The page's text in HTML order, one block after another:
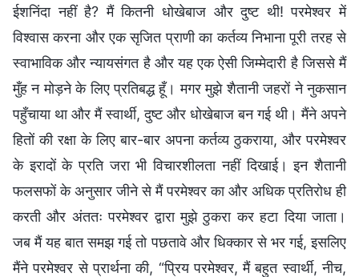
ईशनिंदा नहीं है? मैं कितनी धोखेबाज और दुष्ट थी! परमेश्वर में
विश्वास करना और एक सृजित प्राणी का कर्तव्य निभाना पूरी तरह से
स्वाभाविक और न्यायसंगत है और यह एक ऐसी जिम्मेदारी है जिससे मैं
मुँह न मोड़ने के लिए प्रतिबद्ध हूँ। मगर मुझे शैतानी जहरों ने नुकसान
पहुँचाया था और मैं स्वार्थी, दुष्ट और धोखेबाज बन गई थी। मैंने अपने
हितों की रक्षा के लिए बार-बार अपना कर्तव्य ठुकराया, और परमेश्वर
के इरादों के प्रति जरा भी विचारशीलता नहीं दिखाई। इन शैतानी
फलसफों के अनुसार जीने से मैं परमेश्वर का और अधिक प्रतिरोध ही
करती और अंततः परमेश्वर द्वारा मुझे ठुकरा कर हटा दिया जाता।
जब मैं यह बात समझ गई तो पछतावे और धिक्कार से भर गई, इसलिए
मैंने परमेश्वर से प्रार्थना की, “प्रिय परमेश्वर, मैं बहुत स्वार्थी, नीच,